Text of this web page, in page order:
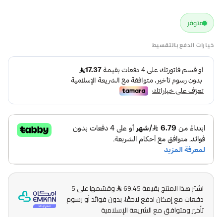
متوفر
خيارات الدفع بالتقسيط
اشترِ هذا المنتج بقيمة 69.45
وقسّمها على 5
دفعات مع إمكان ادفع لاحقًا، بدون فوائد أو رسوم
تأخير ومتوافق مع الشريعة الإسلامية